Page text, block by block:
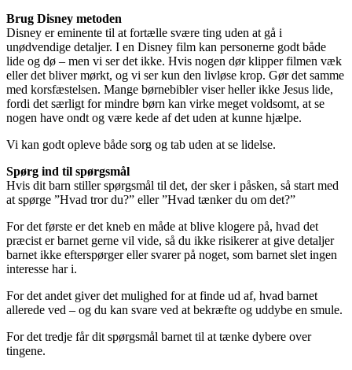
Brug Disney metoden
Disney er eminente til at fortælle svære ting uden at gå i
unødvendige detaljer. I en Disney film kan personerne godt både
lide og dø – men vi ser det ikke. Hvis nogen dør klipper filmen væk
eller det bliver mørkt, og vi ser kun den livløse krop. Gør det samme
med korsfæstelsen. Mange børnebibler viser heller ikke Jesus lide,
fordi det særligt for mindre børn kan virke meget voldsomt, at se
nogen have ondt og være kede af det uden at kunne hjælpe.
Vi kan godt opleve både sorg og tab uden at se lidelse.
Spørg ind til spørgsmål
Hvis dit barn stiller spørgsmål til det, der sker i påsken, så start med
at spørge ”Hvad tror du?” eller ”Hvad tænker du om det?”
For det første er det kneb en måde at blive klogere på, hvad det
præcist er barnet gerne vil vide, så du ikke risikerer at give detaljer
barnet ikke efterspørger eller svarer på noget, som barnet slet ingen
interesse har i.
For det andet giver det mulighed for at finde ud af, hvad barnet
allerede ved – og du kan svare ved at bekræfte og uddybe en smule.
For det tredje får dit spørgsmål barnet til at tænke dybere over
tingene.